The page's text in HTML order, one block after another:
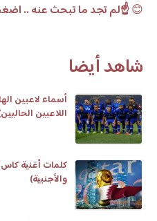
😊☝️لم تجد ما تبحث عنه ..
شاهد أيضا
اللاعبين
كلمات أغنية
والأجنبية)